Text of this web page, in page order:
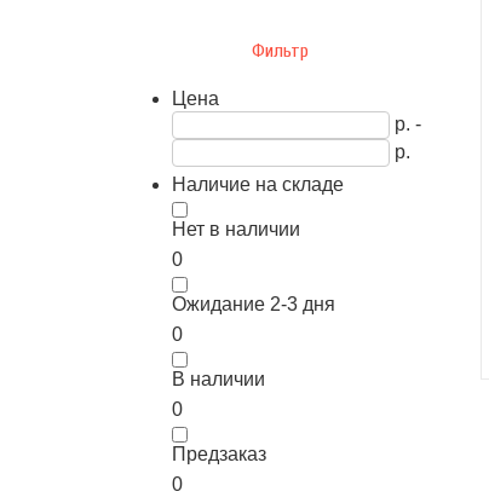
Фильтр
Цена
р. -
р.
Наличие на складе
Нет в наличии
0
Ожидание 2-3 дня
0
В наличии
0
Предзаказ
0